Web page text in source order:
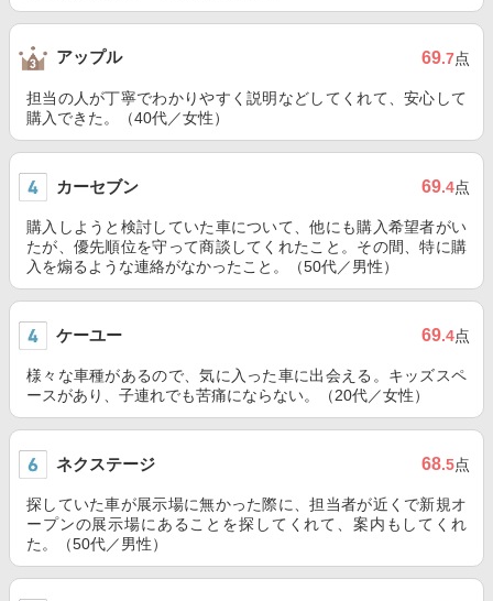
アップル 69.7点
担当の人が丁寧でわかりやすく説明などしてくれて、安心して
購入できた。（40代／女性）
カーセブン 69.4点
購入しようと検討していた車について、他にも購入希望者がい
たが、優先順位を守って商談してくれたこと。その間、特に購
入を煽るような連絡がなかったこと。（50代／男性）
ケーユー 69.4点
様々な車種があるので、気に入った車に出会える。キッズスペ
ースがあり、子連れでも苦痛にならない。（20代／女性）
ネクステージ 68.5点
探していた車が展示場に無かった際に、担当者が近くで新規オ
ープンの展示場にあることを探してくれて、案内もしてくれ
た。（50代／男性）